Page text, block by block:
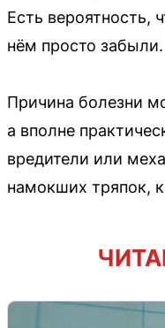
Есть вероятность,
нём просто забыли.
Причина болезни
а вполне
вредители или
намокших тряпок,